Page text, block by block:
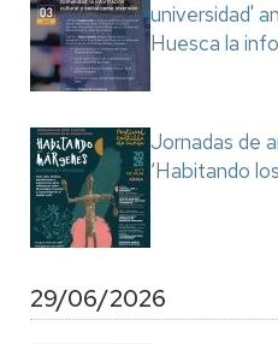
universidad'
Huesca la
Jornadas de
‘Habitando
29/06/2026